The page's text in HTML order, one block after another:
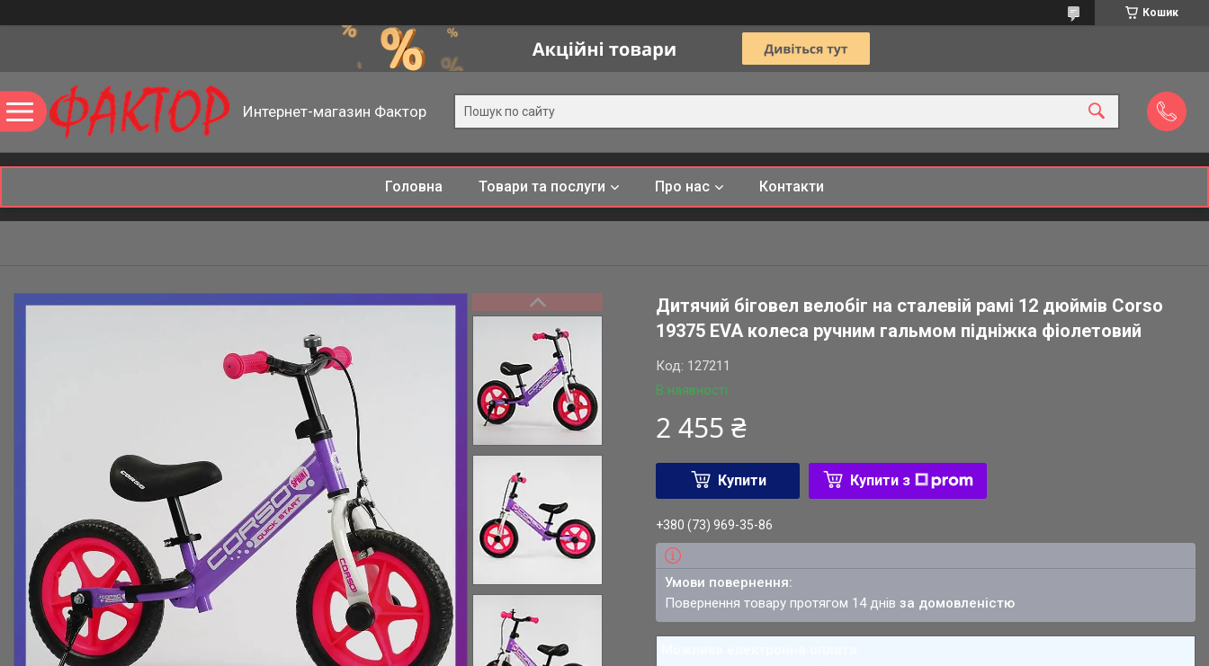
Кошик
Интернет-магазин Фактор
Головна Товари та послуги Про нас Контакти
Дитячий біговел велобіг на сталевій рамі 12 дюймів Corso
19375 EVA колеса ручним гальмом підніжка фіолетовий
В наявності
Код: 127211
2 455 ₴
Купити Купити з
+380 (73) 969-35-86
повернення товару протягом 14 днівза домовленістю